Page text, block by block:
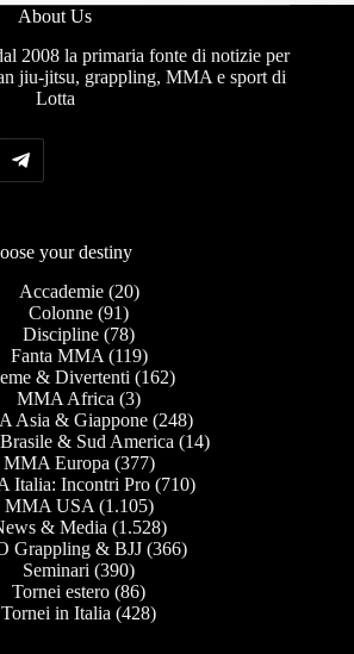
About Us
2008 la primaria fonte di notizie per
jiu-jitsu, grappling, MMA e sport di
Lotta
your destiny
Accademie(20)
Colonne (91)
Discipline (78)
Fanta MMA (119)
& Divertenti (162)
MMA Africa (3)
Asia & Giappone(248)
& Sud America (14)
MMA Europa (377)
Italia: Incontri Pro(710)
MMA USA (1.105)
& Media (1.528)
Grappling & BJJ(366)
Seminari (390)
Tornei estero (86)
Tornei in Italia (428)